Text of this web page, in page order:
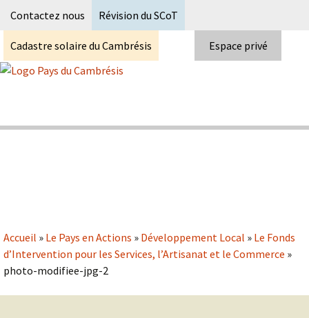
Contactez nous Révision du SCoT
Cadastre solaire du Cambrésis Espace privé
Accueil » Le Pays en Actions » Développement Local » Le Fonds
d’Intervention pour les Services, l’Artisanat et le Commerce »
photo-modifiee-jpg-2